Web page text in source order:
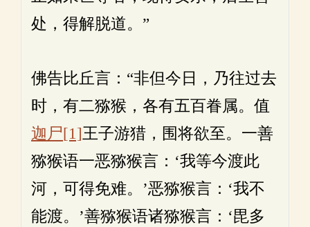
处，得解脱道。”
佛告比丘言：“非但今日，乃往过去
时，有二猕猴，各有五百眷属。值
迦尸[1]王子游猎，围将欲至。一善
猕猴语一恶猕猴言：‘我等今渡此
河，可得免难。’恶猕猴言：‘我不
能渡。’善猕猴语诸猕猴言：‘毘多